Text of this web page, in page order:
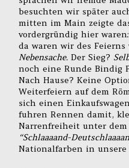
besuchten wir später
mitten im Main zeigte
vordergründig hier
da waren wir des Feierns
Nebensache. Der Sieg?
noch eine Runde Bindig
Nach Hause? Keine
Weiterfeiern auf dem
sich einen
fuhren Rennen damit,
Narrenfreiheit unter dem
“Schlaaaand-
Nationalfarben in unsere